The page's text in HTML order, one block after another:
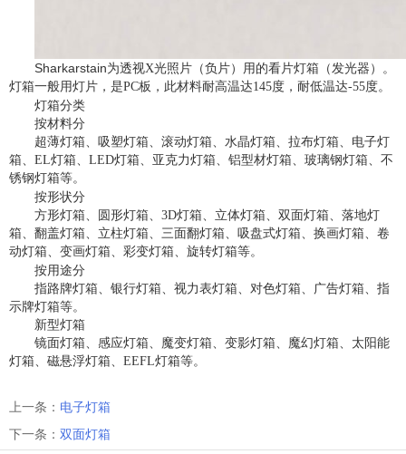
Sharkarstain为透视X光照片（负片）用的看片灯箱（发光器）。
灯箱一般用灯片，是PC板，此材料耐高温达145度，耐低温达-55度。
灯箱分类
按材料分
超薄灯箱、吸塑灯箱、滚动灯箱、水晶灯箱、拉布灯箱、电子灯
箱、 EL灯箱、 LED灯箱、亚克力灯箱、铝型材灯箱、玻璃钢灯箱、不
锈钢灯箱等。
按形状分
方形灯箱、圆形灯箱、 3D灯箱、立体灯箱、双面灯箱、落地灯
箱、翻盖灯箱、立柱灯箱、三面翻灯箱、吸盘式灯箱、换画灯箱、卷
动灯箱、变画灯箱、彩变灯箱、旋转灯箱等。
按用途分
指路牌灯箱、银行灯箱、视力表灯箱、对色灯箱、广告灯箱、指
示牌灯箱等。
新型灯箱
镜面灯箱、感应灯箱、魔变灯箱、变影灯箱、魔幻灯箱、太阳能
灯箱、磁悬浮灯箱、 EEFL灯箱等。
上一条： 电子灯箱
下一条： 双面灯箱